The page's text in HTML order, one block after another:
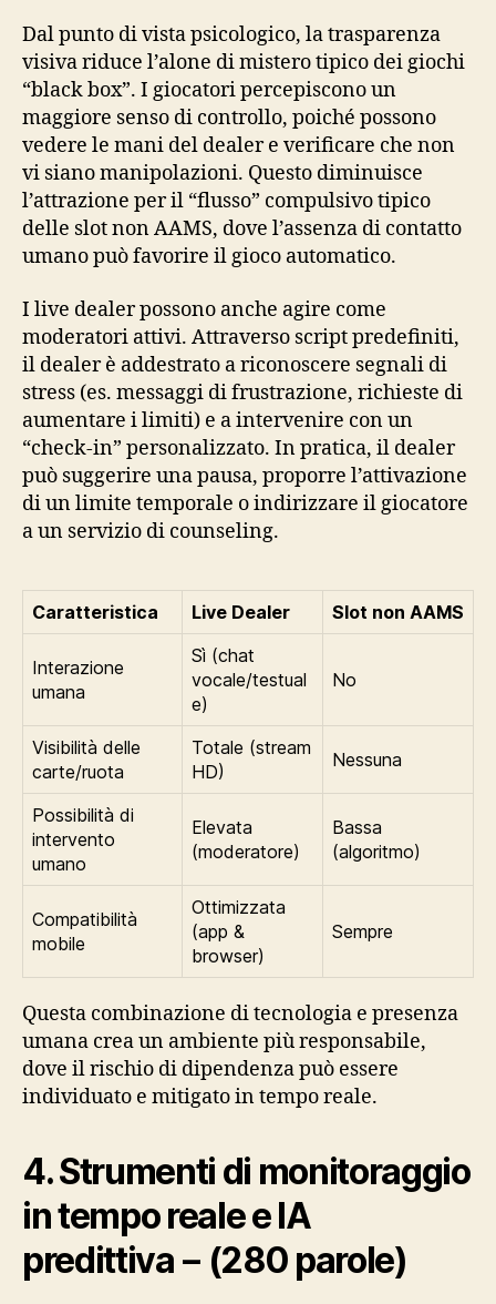
Dal punto di vista psicologico, la trasparenza
visiva riduce l’alone di mistero tipico dei giochi
“black box”. I giocatori percepiscono un
maggiore senso di controllo, poiché possono
vedere le mani del dealer e verificare che non
vi siano manipolazioni. Questo diminuisce
l’attrazione per il “flusso” compulsivo tipico
delle slot non AAMS, dove l’assenza di contatto
umano può favorire il gioco automatico.
I live dealer possono anche agire come
moderatori attivi. Attraverso script predefiniti,
il dealer è addestrato a riconoscere segnali di
stress (es. messaggi di frustrazione, richieste di
aumentare i limiti) e a intervenire con un
“check‑in” personalizzato. In pratica, il dealer
può suggerire una pausa, proporre l’attivazione
di un limite temporale o indirizzare il giocatore
a un servizio di counseling.
Caratteristica Live Dealer Slot non AAMS
Interazione
umana
Sì (chat
vocale/testual
e)
No
Visibilità delle
carte/ruota
Totale (stream
HD)
Nessuna
Possibilità di
intervento
umano
Elevata
(moderatore)
Bassa
(algoritmo)
Compatibilità
mobile
Ottimizzata
(app &
browser)
Sempre
Questa combinazione di tecnologia e presenza
umana crea un ambiente più responsabile,
dove il rischio di dipendenza può essere
individuato e mitigato in tempo reale.
4. Strumenti di monitoraggio
in tempo reale e IA
predittiva – (280 parole)